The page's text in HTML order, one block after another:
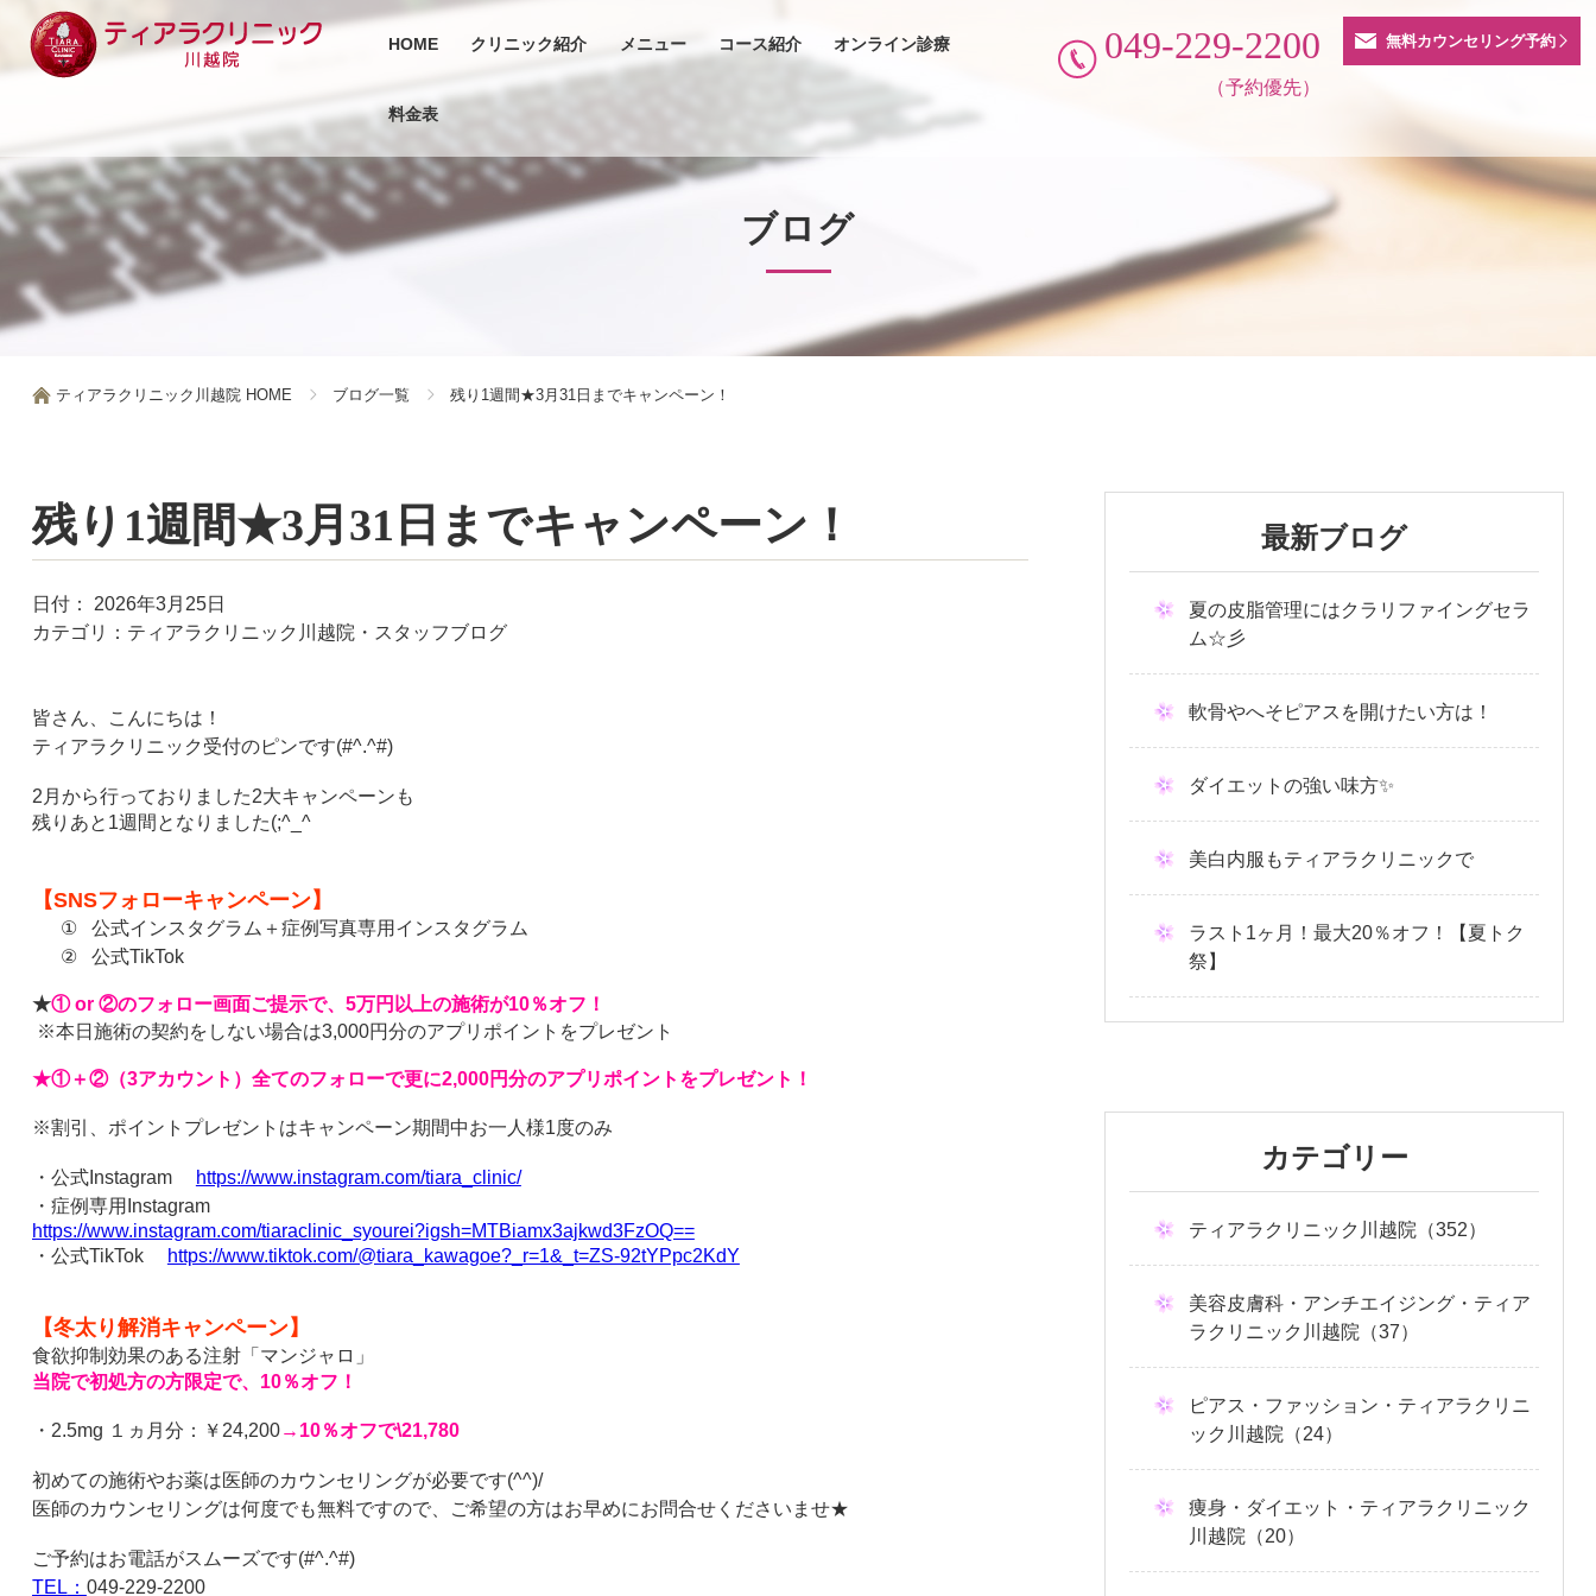
HOME クリニック紹介 メニュー コース紹介 オンライン診療
料金表
無料カウンセリング予約
049-229-2200
（予約優先）
ブログ
ティアラクリニック川越院 HOME ブログ一覧 残り1週間★3月31日までキャンペーン！
残り1週間★3月31日までキャンペーン！
日付：
2026年3月25日
カテゴリ： ティアラクリニック川越院・スタッフブログ
皆さん、こんにちは！
ティアラクリニック受付のピンです(#^.^#)
2 月から行っておりました2大キャンペーンも
残りあと1週間となりました(;^_^
【SNSフォローキャンペーン】
①
公式インスタグラム＋症例写真専用インスタグラム
②
公式TikTok
★①or ②のフォロー画面ご提示で、 5万円以上の施術が10％オフ！
※本日施術の契約をしない場合は3,000円分のアプリポイントをプレゼント
★①＋②（3アカウント）全てのフォローで更に2,000円分のアプリポイントをプレゼント！
※割引、ポイントプレゼントはキャンペーン期間中お一人様1度のみ
・公式Instagram
https://www.instagram.com/tiara_clinic/
・症例専用 Instagram
https://www.instagram.com/tiaraclinic_syourei?igsh=MTBiamx3ajkwd3FzOQ==
・公式TikTok https://www.tiktok.com/@tiara_kawagoe?_r=1&_t=ZS-92tYPpc2KdY
【冬太り解消キャンペーン】
食欲抑制効果のある注射「マンジャロ」
当院で初処方の方限定で、 10％オフ！
・ 2.5mg １ヵ月分：￥ 24,200→ 10％オフで\21,780
初めての施術やお薬は医師のカウンセリングが必要です(^^)/
医師のカウンセリングは何度でも無料ですので、ご希望の方はお早めにお問合せくださいませ★
ご予約はお電話がスムーズです(#^.^#)
TEL ： 049-229-2200
最新ブログ
夏の皮脂管理にはクラリファイングセラ
ム☆彡
軟骨やへそピアスを開けたい方は！
ダイエットの強い味方✨
美白内服もティアラクリニックで
ラスト1ヶ月！最大20％オフ！【夏トク
祭】
カテゴリー
ティアラクリニック川越院（352）
美容皮膚科・アンチエイジング・ティア
ラクリニック川越院（37）
ピアス・ファッション・ティアラクリニ
ック川越院（24）
痩身・ダイエット・ティアラクリニック
川越院（20）